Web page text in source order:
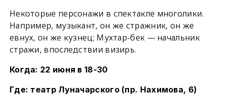
Некоторые персонажи в спектакле многолики.
Например, музыкант, он же стражник, он же
евнух, он же кузнец; Мухтар-бек — начальник
стражи, впоследствии визирь.
Когда: 22 июня в 18-30
Где: театр Луначарского (пр. Нахимова, 6)